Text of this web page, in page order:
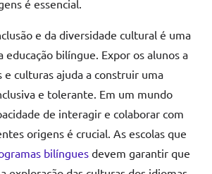
é essencial.
e da diversidade cultural é uma
educação bilíngue. Expor os alunos a
culturas ajuda a construir uma
e tolerante. Em um mundo
de interagir e colaborar com
origens é crucial. As escolas que
bilíngues devem garantir que